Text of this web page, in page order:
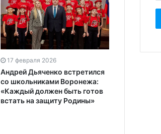
17 февраля 2026
Андрей Дьяченко встретился
со школьниками Воронежа:
«Каждый должен быть готов
встать на защиту Родины»